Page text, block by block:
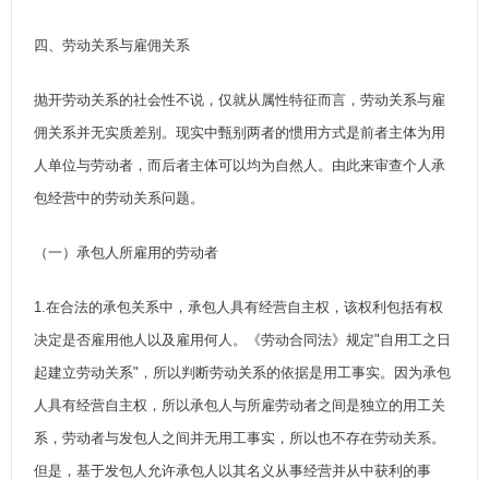
四、劳动关系与雇佣关系
抛开劳动关系的社会性不说，仅就从属性特征而言，劳动关系与雇
佣关系并无实质差别。现实中甄别两者的惯用方式是前者主体为用
人单位与劳动者，而后者主体可以均为自然人。由此来审查个人承
包经营中的劳动关系问题。
（一）承包人所雇用的劳动者
1.在合法的承包关系中，承包人具有经营自主权，该权利包括有权
决定是否雇用他人以及雇用何人。《劳动合同法》规定"自用工之日
起建立劳动关系"，所以判断劳动关系的依据是用工事实。因为承包
人具有经营自主权，所以承包人与所雇劳动者之间是独立的用工关
系，劳动者与发包人之间并无用工事实，所以也不存在劳动关系。
但是，基于发包人允许承包人以其名义从事经营并从中获利的事